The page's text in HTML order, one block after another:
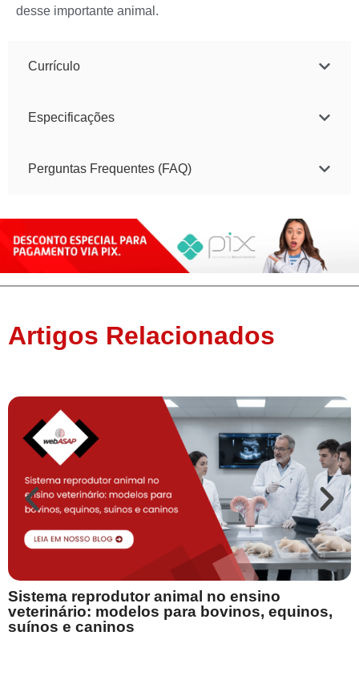
Currículo
Especificações
Perguntas Frequentes (FAQ)
desse importante animal.
Artigos Relacionados
Sistema reprodutor animal no ensino
veterinário: modelos para bovinos, equinos,
suínos e caninos